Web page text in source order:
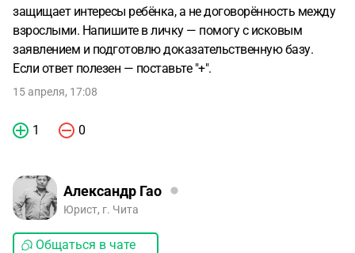
защищает интересы ребёнка, а не договорённость между
взрослыми. Напишите в личку — помогу с исковым
заявлением и подготовлю доказательственную базу.
Если ответ полезен — поставьте "+".
15 апреля, 17:08
1 0
Александр Гао
Юрист, г. Чита
Общаться в чате